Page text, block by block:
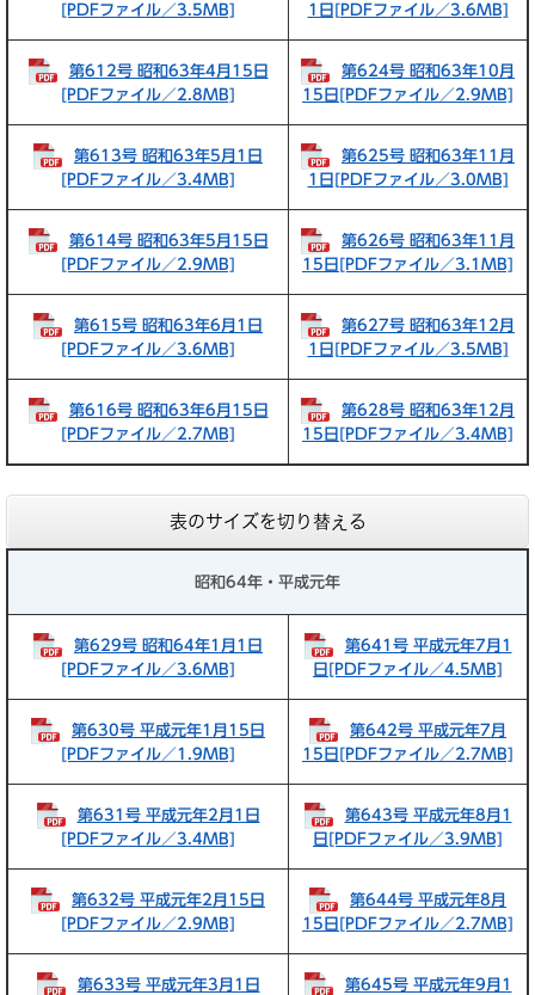
[PDFファイル／3.5MB]
1日[PDFファイル／3.6MB]
第612号 昭和63年4月15日
[PDFファイル／2.8MB]
第624号 昭和63年10月
15日[PDFファイル／2.9MB]
第613号 昭和63年5月1日
[PDFファイル／3.4MB]
第625号 昭和63年11月
1日[PDFファイル／3.0MB]
第614号 昭和63年5月15日
[PDFファイル／2.9MB]
第626号 昭和63年11月
15日[PDFファイル／3.1MB]
第615号 昭和63年6月1日
[PDFファイル／3.6MB]
第627号 昭和63年12月
1日[PDFファイル／3.5MB]
第616号 昭和63年6月15日
[PDFファイル／2.7MB]
第628号 昭和63年12月
15日[PDFファイル／3.4MB]
表のサイズを切り替える
昭和64年・平成元年
第629号 昭和64年1月1日
[PDFファイル／3.6MB]
第641号 平成元年7月1
日[PDFファイル／4.5MB]
第630号 平成元年1月15日
[PDFファイル／1.9MB]
第642号 平成元年7月
15日[PDFファイル／2.7MB]
第631号 平成元年2月1日
[PDFファイル／3.4MB]
第643号 平成元年8月1
日[PDFファイル／3.9MB]
第632号 平成元年2月15日
[PDFファイル／2.9MB]
第644号 平成元年8月
15日[PDFファイル／2.7MB]
第633号 平成元年3月1日
第645号 平成元年9月1